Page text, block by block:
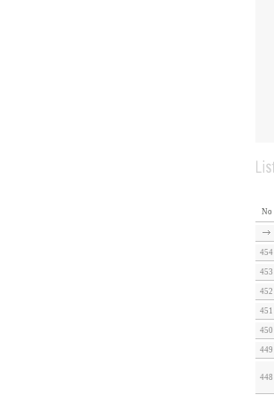
No
454
453
452
451
450
449
448